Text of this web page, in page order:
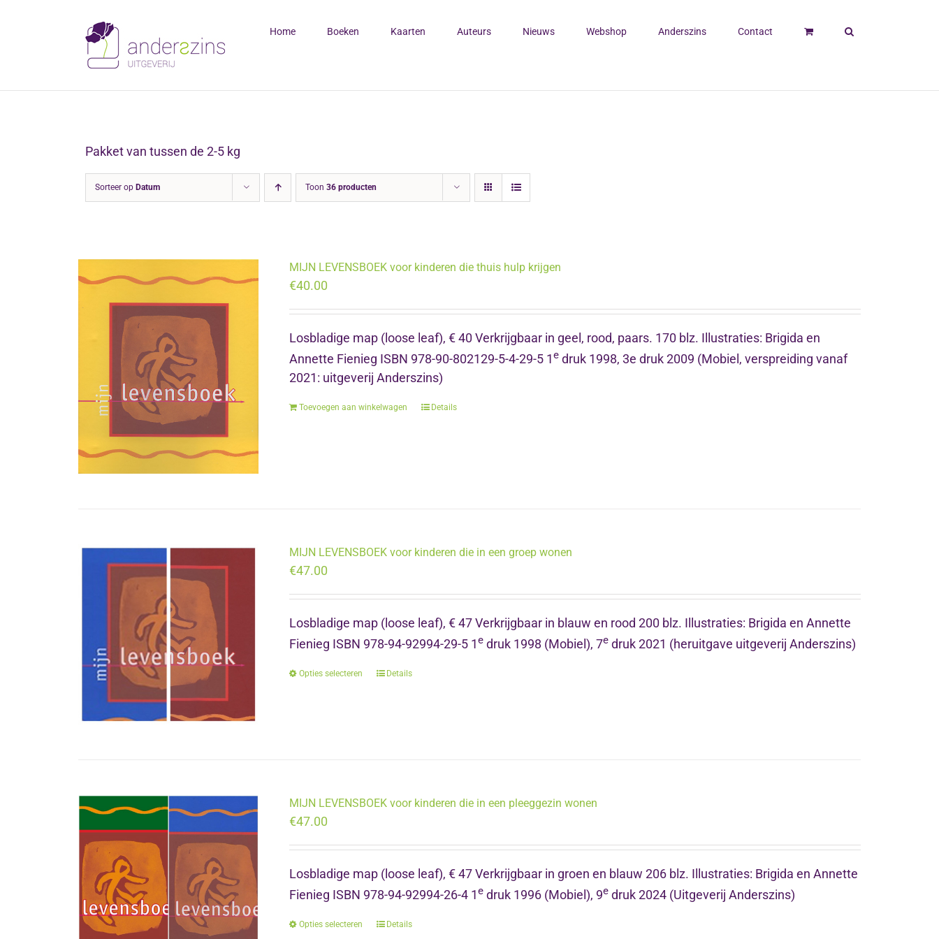
Home Boeken Kaarten Auteurs Nieuws Webshop Anderszins Contact
Pakket van tussen de 2-5 kg
Sorteer op Datum Toon 36 producten
MIJN LEVENSBOEK voor kinderen die thuis hulp krijgen
€40.00
Losbladige map (loose leaf), € 40 Verkrijgbaar in geel, rood, paars. 170 blz. Illustraties: Brigida en
Annette Fienieg ISBN 978-90-802129-5-4-29-5 1e druk 1998, 3e druk 2009 (Mobiel, verspreiding vanaf
2021: uitgeverij Anderszins)
Toevoegen aan winkelwagen Details
MIJN LEVENSBOEK voor kinderen die in een groep wonen
€47.00
Losbladige map (loose leaf), € 47 Verkrijgbaar in blauw en rood 200 blz. Illustraties: Brigida en Annette
Fienieg ISBN 978-94-92994-29-5 1e druk 1998 (Mobiel), 7e druk 2021 (heruitgave uitgeverij Anderszins)
Opties selecteren
Dit
kan
worden
de
productpagina
Details
MIJN LEVENSBOEK voor kinderen die in een pleeggezin wonen
€47.00
Losbladige map (loose leaf), € 47 Verkrijgbaar in groen en blauw 206 blz. Illustraties: Brigida en Annette
Fienieg ISBN 978-94-92994-26-4 1e druk 1996 (Mobiel), 9e druk 2024 (Uitgeverij Anderszins)
Opties selecteren
DitDetails